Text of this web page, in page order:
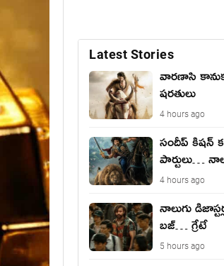
Latest Stories
వారణాసి
షరతులు
4 hours ago
సందీప్ కిషన్
పార్టులు…
4 hours ago
నాలుగు
బ‌జ్… గ్రేటే
5 hours ago